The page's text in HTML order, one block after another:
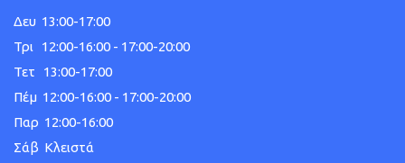
Δευ 13:00-17:00
Τρι 12:00-16:00 - 17:00-20:00
Τετ 13:00-17:00
Πέμ 12:00-16:00 - 17:00-20:00
Παρ 12:00-16:00
Σάβ Κλειστά